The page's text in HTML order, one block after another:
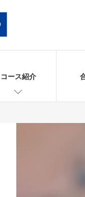
コース紹介